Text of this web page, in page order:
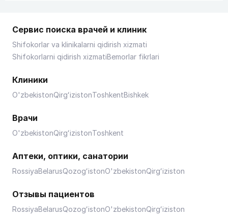
Сервис поиска врачей и клиник
Shifokorlar va klinikalarni qidirish xizmati
Shifokorlarni qidirish xizmatiBemorlar fikrlari
Клиники
O'zbekistonQirgʻizistonToshkentBishkek
Врачи
O'zbekistonQirgʻizistonToshkent
Аптеки, оптики, санатории
RossiyaBelarusQozogʻistonO'zbekistonQirgʻiziston
Отзывы пациентов
RossiyaBelarusQozogʻistonO'zbekistonQirgʻiziston